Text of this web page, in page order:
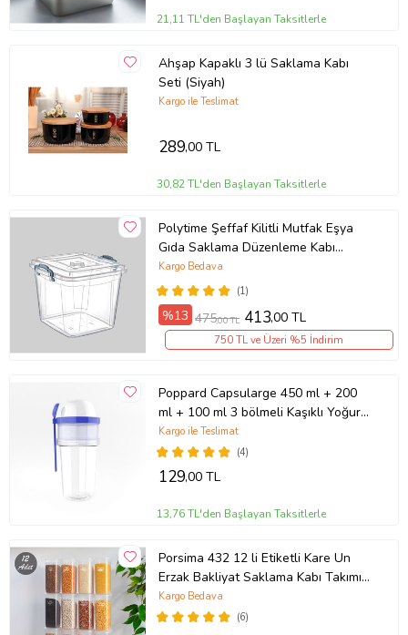
21,11 TL'den Başlayan Taksitlerle
Ahşap Kapaklı 3 lü Saklama Kabı
Seti (Siyah)
Kargo ile Teslimat
289,00 TL
30,82 TL'den Başlayan Taksitlerle
Polytime Şeffaf Kilitli Mutfak Eşya
Gıda Saklama Düzenleme Kabı
Kutusu - Kare - 4 Litre
(1)
Kargo Bedava
%13 475,00 TL 413,00 TL
750 TL ve Üzeri %5 İndirim
Poppard Capsularge 450 ml + 200
ml + 100 ml 3 bölmeli Kaşıklı Yoğurt
Kabı (Lila)
(4)
Kargo ile Teslimat
129,00 TL
13,76 TL'den Başlayan Taksitlerle
Porsima 432 12 li Etiketli Kare Un
Erzak Bakliyat Saklama Kabı Takımı
1.90 lt - Şeffaf
(6)
Kargo Bedava